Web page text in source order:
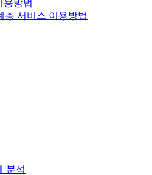
용방법
층 서비스 이용방법
분석